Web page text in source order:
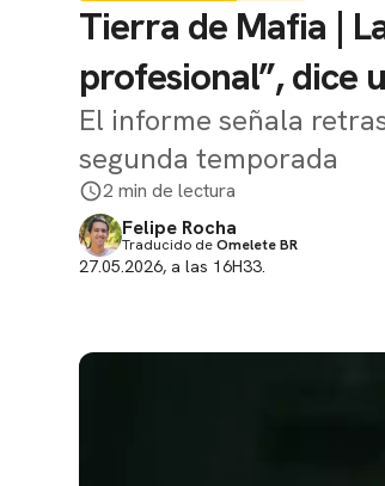
Tierra de Mafia |
profesional”, dice
El informe señala
segunda temporada
2 min de lectura
Felipe Rocha
Traducido deOmelete BR
27.05.2026, a las 16H33.